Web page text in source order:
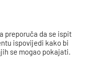
preporuča da se ispit
ispovijedi kako bi
se mogao pokajati.